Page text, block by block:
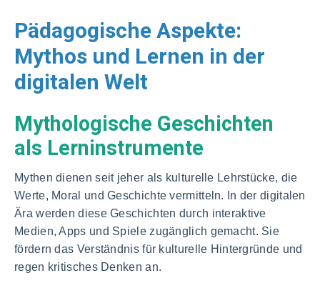
Pädagogische Aspekte:
Mythos und Lernen in der
digitalen Welt
Mythologische Geschichten
als Lerninstrumente
Mythen dienen seit jeher als kulturelle Lehrstücke, die
Werte, Moral und Geschichte vermitteln. In der digitalen
Ära werden diese Geschichten durch interaktive
Medien, Apps und Spiele zugänglich gemacht. Sie
fördern das Verständnis für kulturelle Hintergründe und
regen kritisches Denken an.